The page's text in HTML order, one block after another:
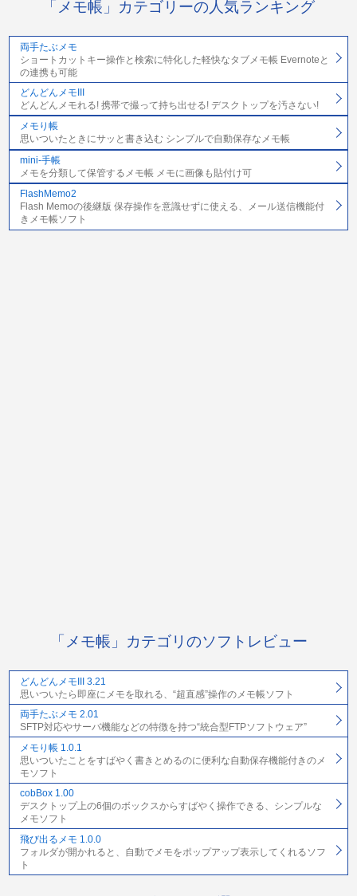
「メモ帳」カテゴリーの人気ランキング
両手たぶメモ
ショートカットキー操作と検索に特化した軽快なタブメモ帳 Evernoteと
の連携も可能
どんどんメモIII
どんどんメモれる! 携帯で撮って持ち出せる! デスクトップを汚さない!
メモり帳
思いついたときにサッと書き込む シンプルで自動保存なメモ帳
mini-手帳
メモを分類して保管するメモ帳 メモに画像も貼付け可
FlashMemo2
Flash Memoの後継版 保存操作を意識せずに使える、メール送信機能付
きメモ帳ソフト
「メモ帳」カテゴリのソフトレビュー
どんどんメモIII 3.21
思いついたら即座にメモを取れる、“超直感”操作のメモ帳ソフト
両手たぶメモ 2.01
SFTP対応やサーバ機能などの特徴を持つ“統合型FTPソフトウェア”
メモり帳 1.0.1
思いついたことをすばやく書きとめるのに便利な自動保存機能付きのメ
モソフト
cobBox 1.00
デスクトップ上の6個のボックスからすばやく操作できる、シンプルな
メモソフト
飛び出るメモ 1.0.0
フォルダが開かれると、自動でメモをポップアップ表示してくれるソフ
ト